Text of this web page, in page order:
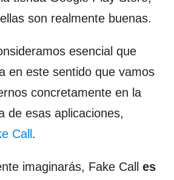
son realmente buenas.
esencial que
en este sentido que vamos
concretamente en la
de esas aplicaciones,
Call .
imaginarás, Fake Call es